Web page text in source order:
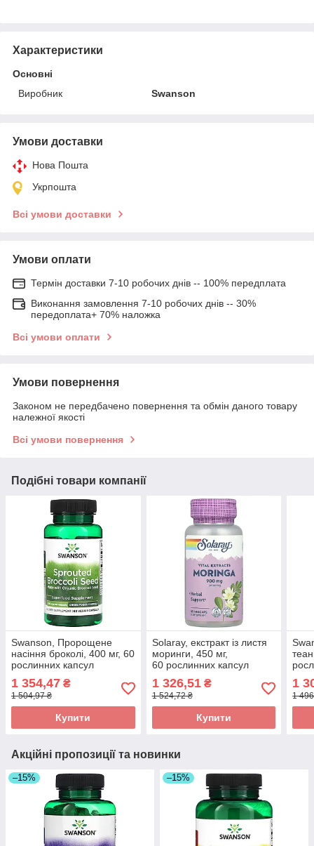
Характеристики
Основні
Виробник
Swanson
Умови доставки
Нова Пошта
Укрпошта
Всі умови доставки
Умови оплати
Термін доставки 7-10 робочих днів -- 100% передплата
Виконання замовлення 7-10 робочих днів -- 30%
передоплата+ 70% наложка
Всі умови оплати
Умови повернення
Законом не передбачено повернення та обмін даного товару
належної якості
Всі умови повернення
Подібні товари компанії
Swanson, Пророщене
насіння броколі, 400 мг, 60
рослинних капсул
оригінал
1 354,47 ₴
1 504,97 ₴
Купити
Solaray, екстракт із листя
моринги, 450 мг,
60 рослинних капсул
оригінал
1 326,51₴
1 524,72 ₴
Купити
1
1
Акційні пропозиції та новинки
–15% –15%